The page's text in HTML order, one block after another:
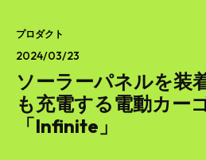
プロダクト
2024/03/23
ソーラーパネルを装
も充電する電動カー
「Infinite」